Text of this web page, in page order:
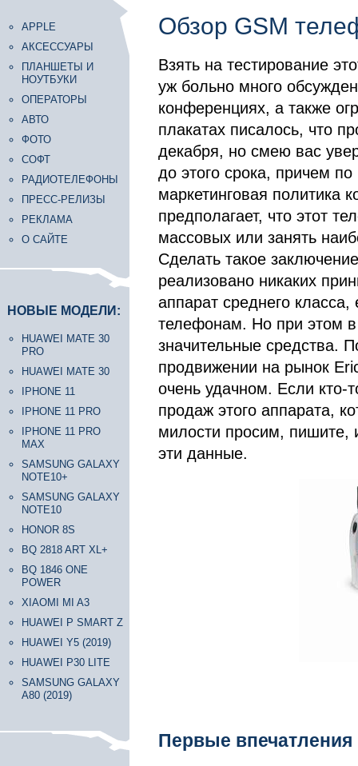
APPLE
АКСЕССУАРЫ
ПЛАНШЕТЫ И
НОУТБУКИ
ОПЕРАТОРЫ
АВТО
ФОТО
СОФТ
РАДИОТЕЛЕФОНЫ
ПРЕСС-РЕЛИЗЫ
РЕКЛАМА
О САЙТЕ
НОВЫЕ МОДЕЛИ:
HUAWEI MATE 30
PRO
HUAWEI MATE 30
IPHONE 11
IPHONE 11 PRO
IPHONE 11 PRO
MAX
SAMSUNG GALAXY
NOTE10+
SAMSUNG GALAXY
NOTE10
HONOR 8S
BQ 2818 ART XL+
BQ 1846 ONE
POWER
XIAOMI MI A3
HUAWEI P SMART Z
HUAWEI Y5 (2019)
HUAWEI P30 LITE
SAMSUNG GALAXY
A80 (2019)
Обзор GSM
Взять на тестирование
уж больно много
конференциях, а также
плакатах писалось, что
декабря, но смею вас
до этого срока, причем
маркетинговая политика
предполагает, что этот
массовых или занять
Сделать такое
реализовано никаких
аппарат среднего
телефонам. Но при этом
значительные средства.
продвижении на рынок
очень удачном. Если кто-
продаж этого аппарата,
милости просим, пишите,
эти данные.
Первые впечатления